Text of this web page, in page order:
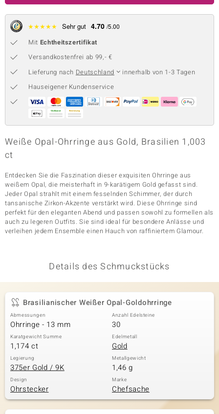
Collection
Classics
★★★★★ Sehr gut 4.70 /5.00
Mit Echtheitszertifikat
Versandkostenfrei ab 99,- €
Lieferung nach Deutschland
innerhalb von 1-3 Tagen
Hauseigener Kundenservice
Weiße Opal-Ohrringe aus Gold, Brasilien 1,003
ct
Entdecken Sie die Faszination dieser exquisiten Ohrringe aus
weißem Opal, die meisterhaft in 9-karätigem Gold gefasst sind.
Jeder Opal strahlt mit einem fesselnden Schimmer, der durch
tansanische Zirkon-Akzente verstärkt wird. Diese Ohrringe sind
perfekt für den eleganten Abend und passen sowohl zu formellen als
auch zu legeren Outfits. Sie sind ideal für besondere Anlässe und
verleihen jedem Ensemble einen Hauch von raffiniertem Glamour.
Details des Schmuckstücks
Brasilianischer Weißer Opal-Goldohrringe
Abmessungen
Ohrringe - 13 mm
Anzahl Edelsteine
30
Karatgewicht Summe
1,174 ct
Edelmetall
Gold
Legierung
375er Gold / 9K
Metallgewicht
1,46 g
Design
Ohrstecker
Marke
Chefsache